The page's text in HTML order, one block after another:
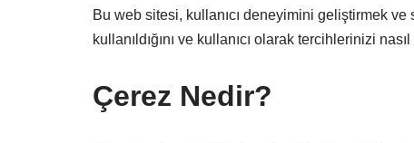
Bu web sitesi, kullanıcı deneyimini geliştirmek
kullanıldığını ve kullanıcı olarak tercihlerinizi
Çerez Nedir?